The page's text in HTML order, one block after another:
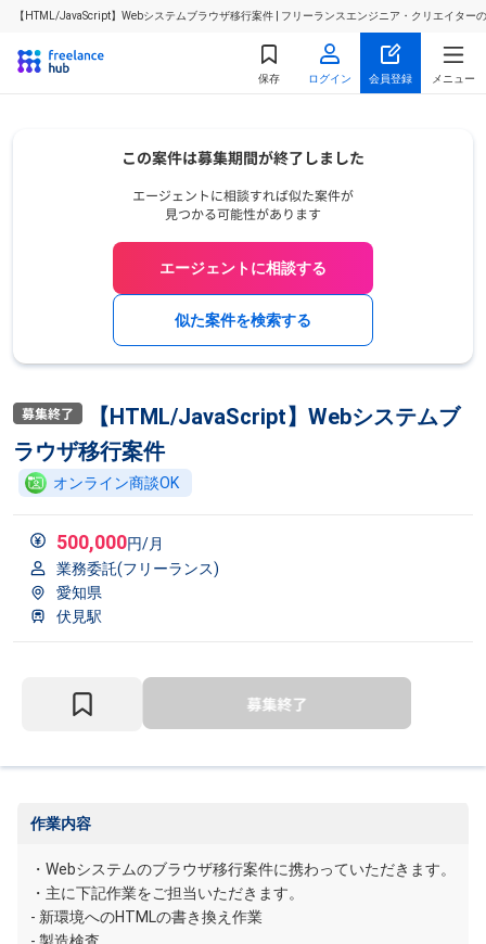
【HTML/JavaScript】Webシステムブラウザ移行案件 | フリーランスエンジニア・クリエイター
保存 ログイン 会員登録 メニュー
エージェントに相談する
似た案件を検索する
【HTML/JavaScript】Webシステムブ
ラウザ移行案件
オンライン商談OK
500,000円/月
業務委託(フリーランス)
愛知県
伏見駅
作業内容
・Webシステムのブラウザ移行案件に携わっていただきます。
・主に下記作業をご担当いただきます。
- 新環境へのHTMLの書き換え作業